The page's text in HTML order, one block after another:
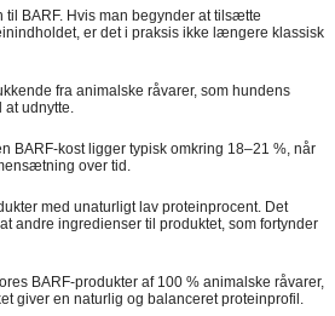
BARF. Hvis man begynder at tilsætte
er det i praksis ikke længere klassisk
fra animalske råvarer, som hundens
at udnytte.
BARF-kost ligger typisk omkring 18–21 %, når
over tid.
med unaturligt lav proteinprocent. Det
andre ingredienser til produktet, som fortynder
BARF-produkter af 100 % animalske råvarer,
giver en naturlig og balanceret proteinprofil.